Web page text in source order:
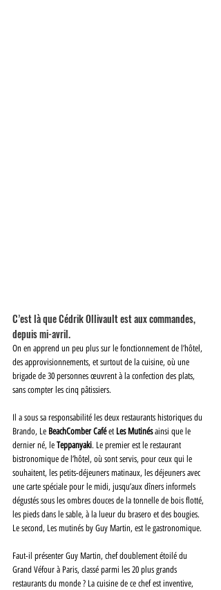
C’est là que Cédrik Ollivault est aux commandes,
depuis mi-avril.
On en apprend un peu plus sur le fonctionnement de l’hôtel,
des approvisionnements, et surtout de la cuisine, où une
brigade de 30 personnes œuvrent à la confection des plats,
sans compter les cinq pâtissiers.
Il a sous sa responsabilité les deux restaurants historiques du
Brando, Le BeachComber Café et Les Mutinés ainsi que le
dernier né, le Teppanyaki. Le premier est le restaurant
bistronomique de l’hôtel, où sont servis, pour ceux qui le
souhaitent, les petits-déjeuners matinaux, les déjeuners avec
une carte spéciale pour le midi, jusqu’aux dîners informels
dégustés sous les ombres douces de la tonnelle de bois flotté,
les pieds dans le sable, à la lueur du brasero et des bougies.
Le second, Les mutinés by Guy Martin, est le gastronomique.
Faut-il présenter Guy Martin, chef doublement étoilé du
Grand Véfour à Paris, classé parmi les 20 plus grands
restaurants du monde ? La cuisine de ce chef est inventive,